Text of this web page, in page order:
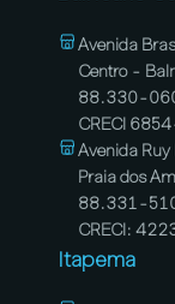
Avenida
Centro -
88.330-
CRECI
Avenida
Praia dos
88.331-
CRECI:
Itapema